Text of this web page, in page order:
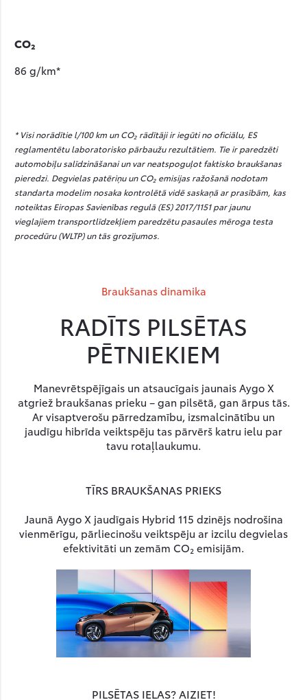
CO₂
86 g/km*
* Visi norādītie l/100 km un CO₂ rādītāji ir iegūti no oficiālu, ES
reglamentētu laboratorisko pārbaužu rezultātiem. Tie ir paredzēti
automobiļu salīdzināšanai un var neatspoguļot faktisko braukšanas
pieredzi. Degvielas patēriņu un CO₂ emisijas ražošanā nodotam
standarta modelim nosaka kontrolētā vidē saskaņā ar prasībām, kas
noteiktas Eiropas Savienības regulā (ES) 2017/1151 par jaunu
vieglajiem transportlīdzekļiem paredzētu pasaules mēroga testa
procedūru (WLTP) un tās grozījumos.
Braukšanas dinamika
RADĪTS PILSĒTAS
PĒTNIEKIEM
Manevrētspējīgais un atsaucīgais jaunais Aygo X
atgriež braukšanas prieku – gan pilsētā, gan ārpus tās.
Ar visaptverošu pārredzamību, izsmalcinātību un
jaudīgu hibrīda veiktspēju tas pārvērš katru ielu par
tavu rotaļlaukumu.
TĪRS BRAUKŠANAS PRIEKS
Jaunā Aygo X jaudīgais Hybrid 115 dzinējs nodrošina
vienmērīgu, pārliecinošu veiktspēju ar izcilu degvielas
efektivitāti un zemām CO₂ emisijām.
PILSĒTAS IELAS? AIZIET!